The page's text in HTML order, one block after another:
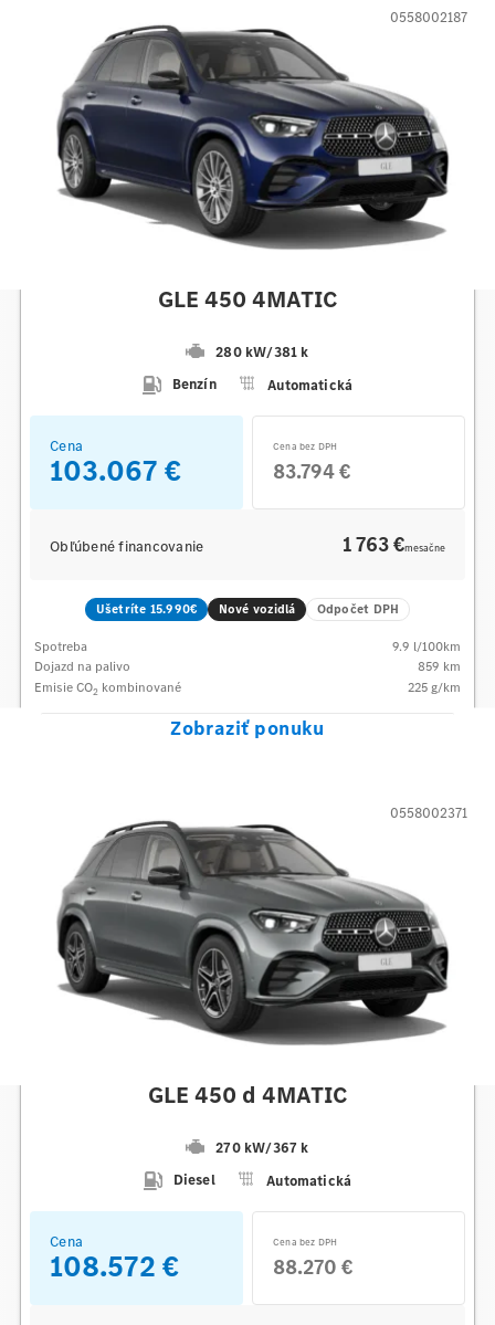
GLE 450 4MATIC
280 kW/381 k
Benzín
Automatická
0558002187
Cena
103.067 €
Cena bez DPH
83.794 €
Obľúbené financovanie 1 763 €mesačne
Ušetríte 15.990€ Nové vozidlá Odpočet DPH
Spotreba 9.9 l/100km
Dojazd na palivo
859 km
Emisie CO2 kombinované 225 g/km
Zobraziť ponuku
GLE 450 d 4MATIC
270 kW/367 k
Diesel
Automatická
0558002371
Cena
108.572 €
Cena bez DPH
88.270 €